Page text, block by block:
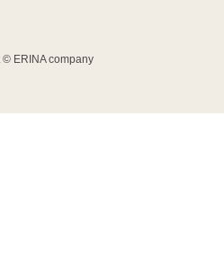
ERINA company